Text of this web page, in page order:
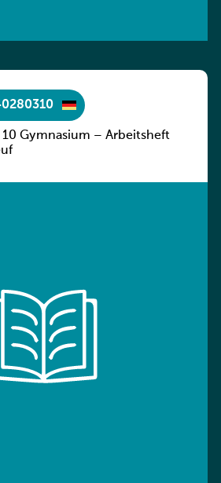
10 Gymnasium – Arbeitsheft